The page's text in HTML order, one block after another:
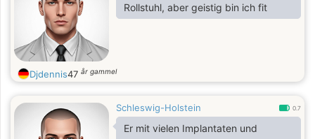
Rollstuhl, aber geistig bin ich fit
Djdennis47 år gammel
Schleswig-Holstein 0.7
Er mit vielen Implantaten und